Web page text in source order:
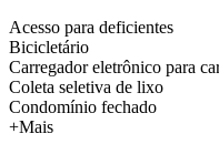
Acesso para deficientes
Bicicletário
Carregador eletrônico para
Coleta seletiva de lixo
Condomínio fechado
+Mais